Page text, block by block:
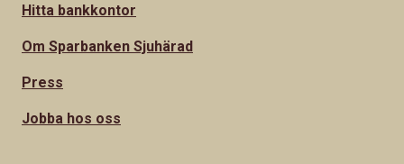
Hitta bankkontor
Om Sparbanken Sjuhärad
Press
Jobba hos oss